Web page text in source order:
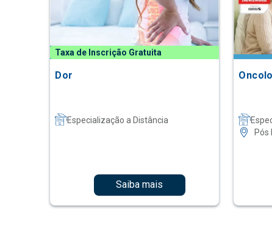
Taxa de Inscrição Gratuita
Dor
Especialização a Distância
Saiba mais
Pós